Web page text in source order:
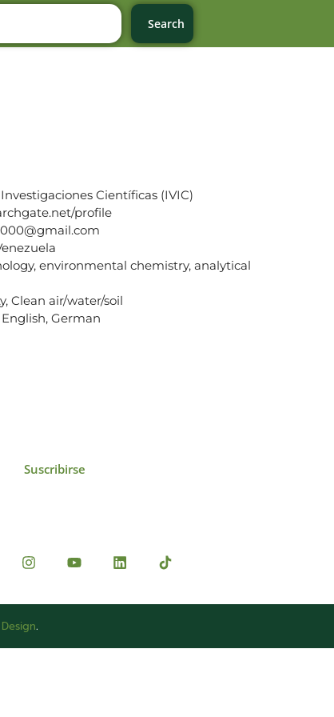
Search
Científicas (IVIC)
profile
environmental chemistry, analytical
Clean air/water/soil
German
Suscribirse
.